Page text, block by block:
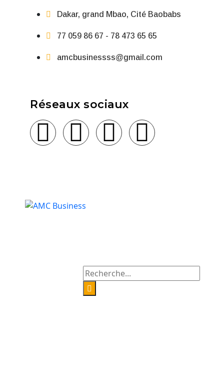
Dakar, grand Mbao, Cité Baobabs
77 059 86 67 - 78 473 65 65
amcbusinessss@gmail.com
Réseaux sociaux